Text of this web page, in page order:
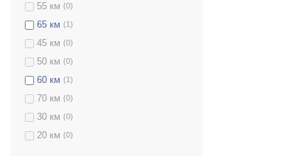
55 км (0)
65 км (1)
45 км (0)
50 км (0)
60 км (1)
70 км (0)
30 км (0)
20 км (0)